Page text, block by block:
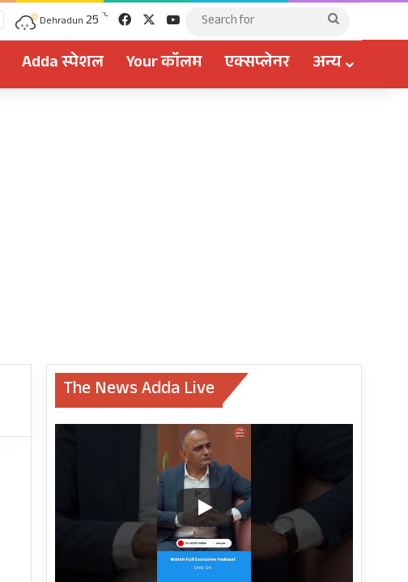
Dehradun 25 ℃ Facebook YouTube
Adda स्पेशल Your कॉलम एक्सप्लेनर अन्य
The News Adda Live